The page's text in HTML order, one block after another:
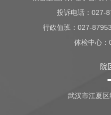
投诉电话：027-
行政值班：027-
体检中心：
院
武汉市江夏